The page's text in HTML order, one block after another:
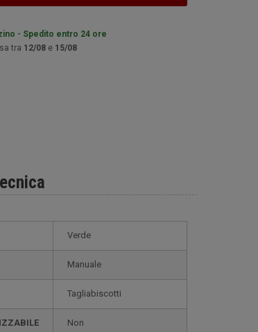
- Spedito entro 24 ore
tra 12/08 e 15/08
Verde
Manuale
tagliabiscotti
non